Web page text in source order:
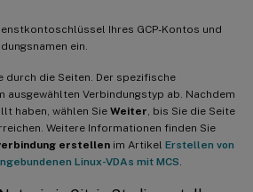
Ihres GCP-Kontos und
ein.
durch die Seiten. Der spezifische
ausgewählten Verbindungstyp ab. Nachdem
haben, wählen Sie Weiter , bis Sie die Seite
Weitere Informationen finden Sie
erstellen im Artikel Erstellen von
Linux-VDAs mit MCS